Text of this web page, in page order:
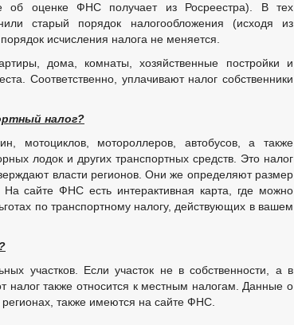
об оценке ФНС получает из Росреестра). В тех
старый порядок налогообложения (исходя из
исчисления налога не меняется.
дома, комнаты, хозяйственные постройки и
Соответственно, уплачивают налог собственники
налог?
мотоциклов, мотороллеров, автобусов, а также
лодок и других транспортных средств. Это налог
власти регионов. Они же определяют размер
На сайте ФНС есть интерактивная карта, где можно
по транспортному налогу, действующих в вашем
участков. Если участок не в собственности, а в
налог также относится к местным налогам. Данные о
регионах, также имеются на сайте ФНС.